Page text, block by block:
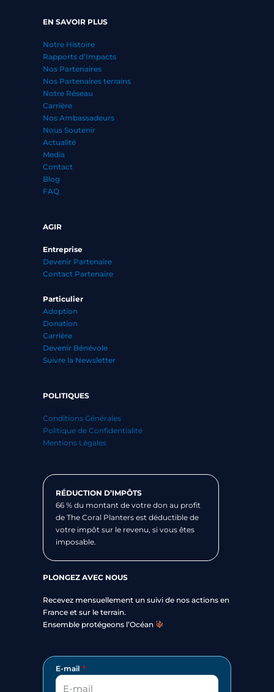
EN SAVOIR PLUS
Notre Histoire
Rapports d’Impacts
Nos Partenaires
Nos Partenaires terrains
Notre Réseau
Carrière
Nos Ambassadeurs
Nous Soutenir
Actualité
Media
Contact
Blog
FAQ
AGIR
Entreprise
Devenir Partenaire
Contact Partenaire
Particulier
Adoption
Donation
Carrière
Devenir Bénévole
Suivre la Newsletter
POLITIQUES
Conditions Générales
Politique de Confidentialité
Mentions Légales
RÉDUCTION D’IMPÔTS
66 % du montant de votre don au profit
de The Coral Planters est déductible de
votre impôt sur le revenu, si vous êtes
imposable.
PLONGEZ AVEC NOUS
Recevez mensuellement un suivi de nos actions en
France et sur le terrain.
Ensemble protégeons l’Océan
E-mail